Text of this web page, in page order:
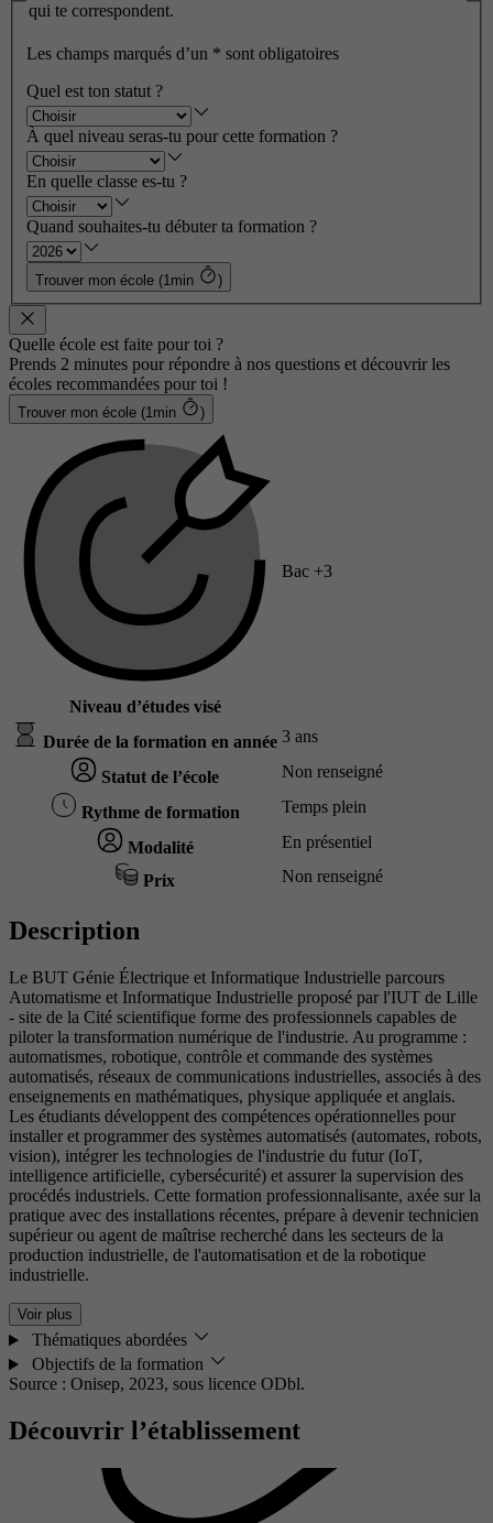
qui te correspondent.
Les champs marqués d’un * sont obligatoires
Quel est ton statut ?
À quel niveau seras-tu pour cette formation ?
En quelle classe es-tu ?
Quand souhaites-tu débuter ta formation ?
Trouver mon école (1min )
Quelle école est faite pour toi ?
Prends 2 minutes pour répondre à nos questions et découvrir les
écoles recommandées pour toi !
Trouver mon école (1min )
Niveau d’études visé
Bac +3
Durée de la formation en année 3 ans
Statut de l’école Non renseigné
Rythme de formation Temps plein
Modalité En présentiel
Prix Non renseigné
Description
Le BUT Génie Électrique et Informatique Industrielle parcours
Automatisme et Informatique Industrielle proposé par l'IUT de Lille
- site de la Cité scientifique forme des professionnels capables de
piloter la transformation numérique de l'industrie. Au programme :
automatismes, robotique, contrôle et commande des systèmes
automatisés, réseaux de communications industrielles, associés à des
enseignements en mathématiques, physique appliquée et anglais.
Les étudiants développent des compétences opérationnelles pour
installer et programmer des systèmes automatisés (automates, robots,
vision), intégrer les technologies de l'industrie du futur (IoT,
intelligence artificielle, cybersécurité) et assurer la supervision des
procédés industriels. Cette formation professionnalisante, axée sur la
pratique avec des installations récentes, prépare à devenir technicien
supérieur ou agent de maîtrise recherché dans les secteurs de la
production industrielle, de l'automatisation et de la robotique
industrielle.
Voir plus
Thématiques abordées
Objectifs de la formation
Source : Onisep, 2023, sous licence ODbl.
Découvrir l’établissement